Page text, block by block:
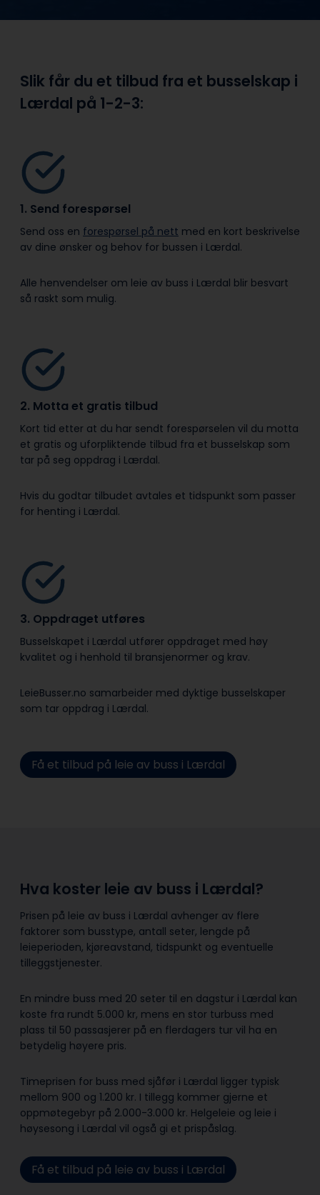
Slik får du et tilbud fra et busselskap i
Lærdal på 1-2-3:
1. Send forespørsel
Send oss en forespørsel på nett med en kort beskrivelse
av dine ønsker og behov for bussen i Lærdal.
Alle henvendelser om leie av buss i Lærdal blir besvart
så raskt som mulig.
2. Motta et gratis tilbud
Kort tid etter at du har sendt forespørselen vil du motta
et gratis og uforpliktende tilbud fra et busselskap som
tar på seg oppdrag i Lærdal.
Hvis du godtar tilbudet avtales et tidspunkt som passer
for henting i Lærdal.
3. Oppdraget utføres
Busselskapet i Lærdal utfører oppdraget med høy
kvalitet og i henhold til bransje­normer og krav.
LeieBusser.no samarbeider med dyktige busselskaper
som tar oppdrag i Lærdal.
Få et tilbud på leie av buss i Lærdal
Hva koster leie av buss i Lærdal?
Prisen på leie av buss i Lærdal avhenger av flere
faktorer som busstype, antall seter, lengde på
leieperioden, kjøreavstand, tidspunkt og eventuelle
tilleggstjenester.
En mindre buss med 20 seter til en dagstur i Lærdal kan
koste fra rundt 5.000 kr, mens en stor turbuss med
plass til 50 passasjerer på en flerdagers tur vil ha en
betydelig høyere pris.
Timeprisen for buss med sjåfør i Lærdal ligger typisk
mellom 900 og 1.200 kr. I tillegg kommer gjerne et
oppmøtegebyr på 2.000-3.000 kr. Helgeleie og leie i
høysesong i Lærdal vil også gi et prispåslag.
Få et tilbud på leie av buss i Lærdal